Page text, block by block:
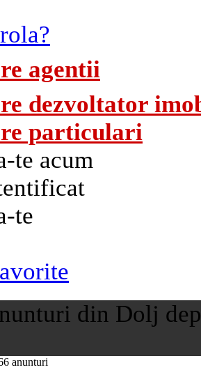
agentii
dezvoltator
particulari
te acum
te
din Dolj
anunturi